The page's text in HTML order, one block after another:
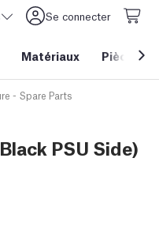
Se connecter
Matériaux Pièces&
- Spare Parts
PSU Side)